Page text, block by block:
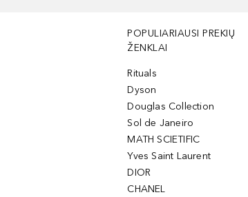
POPULIARIAUSI PREKIŲ
ŽENKLAI
Rituals
Dyson
Douglas Collection
Sol de Janeiro
MATH SCIETIFIC
Yves Saint Laurent
DIOR
CHANEL